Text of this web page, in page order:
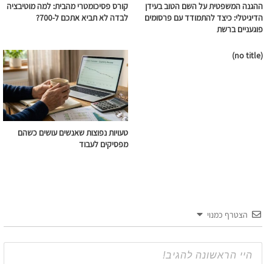
ההגנה המשפטית על השם הטוב בעידן
הדיגיטלי: כיצד להתמודד עם פרסומים
פוגעניים ברשת
קורס פסיכומטרי מהבית: למה מוטיבציה
לבדה לא תביא אתכם ל-700?
(no title)
טעויות נפוצות שאנשים עושים כשהם
מפסיקים לעבוד
הצטרף כמנוי